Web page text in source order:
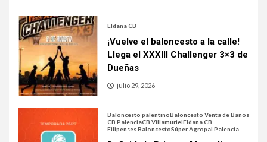
Eldana CB
¡Vuelve el baloncesto a la calle!
Llega el XXXIII Challenger 3×3 de
Dueñas
julio 29, 2026
Baloncesto palentinoBaloncesto Venta de Baños
CB PalenciaCB VillamurielEldana CB
Filipenses BaloncestoSúper Agropal Palencia